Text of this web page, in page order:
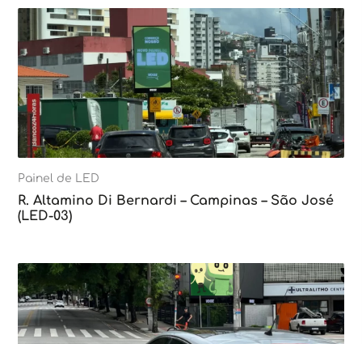
Painel de LED
R. Altamino Di Bernardi – Campinas – São José
(LED-03)